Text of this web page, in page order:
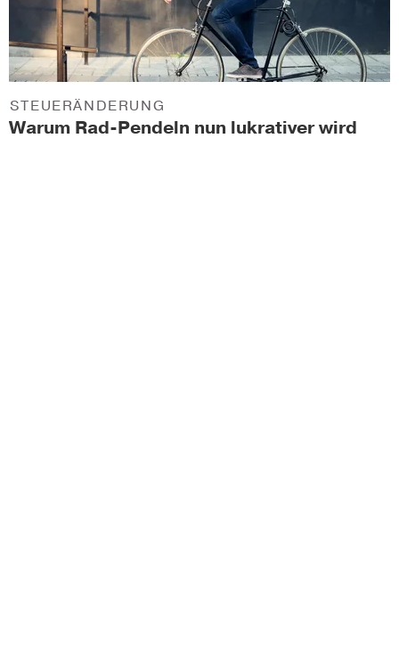
Warum Rad-Pendeln nun lukrativer wird
STEUERÄNDERUNG